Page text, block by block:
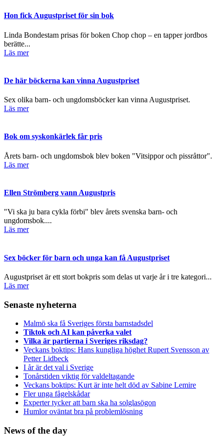
Hon fick Augustpriset för sin bok
Linda Bondestam prisas för boken Chop chop – en tapper jordbos
berätte...
Läs mer
De här böckerna kan vinna Augustpriset
Sex olika barn- och ungdomsböcker kan vinna Augustpriset.
Läs mer
Bok om syskonkärlek får pris
Årets barn- och ungdomsbok blev boken "Vitsippor och pissråttor".
Läs mer
Ellen Strömberg vann Augustpris
"Vi ska ju bara cykla förbi" blev årets svenska barn- och
ungdomsbok....
Läs mer
Sex böcker för barn och unga kan få Augustpriset
Augustpriset är ett stort bokpris som delas ut varje år i tre kategori...
Läs mer
Senaste nyheterna
Malmö ska få Sveriges första barnstadsdel
Tiktok och AI kan påverka valet
Vilka är partierna i Sveriges riksdag?
Veckans boktips: Hans kungliga höghet Rupert Svensson av
Petter Lidbeck
I år är det val i Sverige
Tonårstiden viktig för valdeltagande
Veckans boktips: Kurt är inte helt död av Sabine Lemire
Fler unga fågelskådar
Experter tycker att barn ska ha solglasögon
Humlor oväntat bra på problemlösning
News of the day